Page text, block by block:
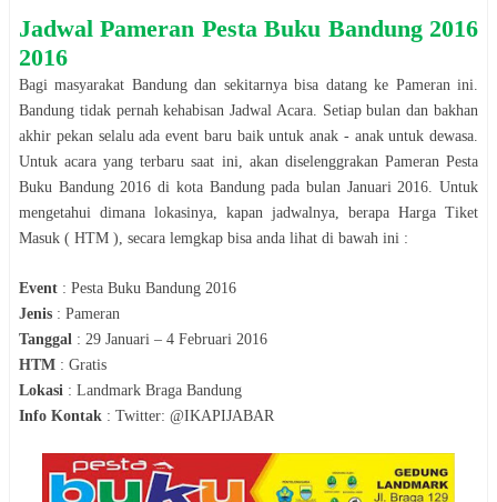
JadwalPameran Pesta Buku Bandung 2016
2016
Bagi masyarakat Bandungdan sekitarnya bisa datang ke Pameran ini.
Bandung tidak pernah kehabisan Jadwal Acara. Setiap bulan dan bakhan
akhir pekan selalu ada event baru baik untuk anak - anak untuk dewasa.
Untuk acara yang terbaru saat ini, akan diselenggrakan Pameran Pesta
Buku Bandung 2016 di kota Bandungpada bulan Januari 2016 . Untuk
mengetahui dimana lokasinya, kapan jadwalnya, berapa Harga Tiket
Masuk ( HTM ), secara lemgkap bisa anda lihat di bawah ini :
Event : Pesta Buku Bandung 2016
Jenis : Pameran
Tanggal : 29 Januari – 4 Februari 2016
HTM : Gratis
Lokasi : Landmark Braga Bandung
Info Kontak : Twitter: @IKAPIJABAR